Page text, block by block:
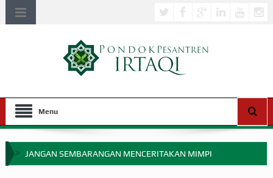
Menu
JANGAN SEMBARANGAN MENCERITAKAN MIMPI